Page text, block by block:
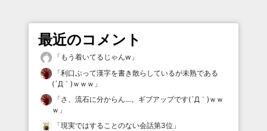
最近のコメント
「 もう着いてるじゃんw 」
「利口ぶって漢字を書き散らしているが未熟である
(´Д｀)ｗｗｗ 」
「さ、流石に分からん…。ギブアップです(´Д｀)ｗｗ
ｗ 」
「現実ではすることのない会話第3位 」